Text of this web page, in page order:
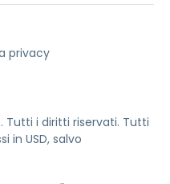
privacy
Tutti i diritti riservati. Tutti
in USD, salvo